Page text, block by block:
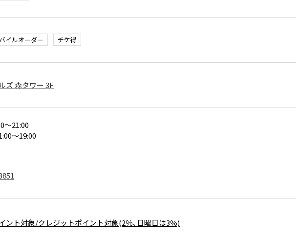
イルオーダー チケ得
ズ 森タワー 3F
～21:00
～19:00
ント対象/クレジットポイント対象(2％、日曜日は3％)